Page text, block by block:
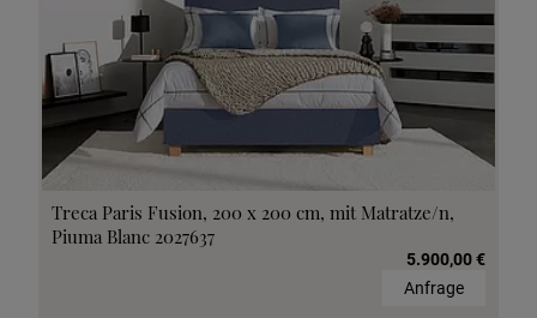
Treca Paris Fusion, 200 x 200 cm, mit Matratze/n,
Piuma Blanc 2027637
5.900,00 €
Anfrage